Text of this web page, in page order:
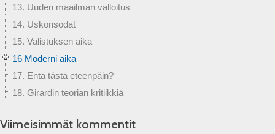
13. Uuden maailman valloitus
14. Uskonsodat
15. Valistuksen aika
16 Moderni aika
17. Entä tästä eteenpäin?
18. Girardin teorian kritiikkiä
Viimeisimmät kommentit